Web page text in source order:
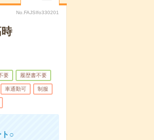
No.FAJSIfo330201
要 履歴書不要
車通勤可 制服
ト○